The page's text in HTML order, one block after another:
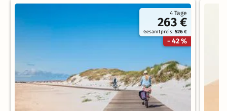
4 Tage
263 €
Gesamtpreis:526 €
- 42 %